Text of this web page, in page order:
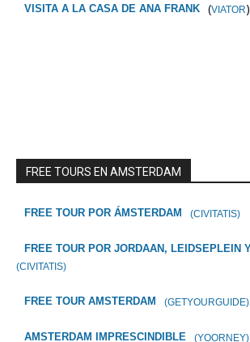
VISITA A LA CASA DE ANA FRANK (VIATOR)
FREE TOURS EN AMSTERDAM
FREE TOUR POR ÁMSTERDAM (CIVITATIS)
FREE TOUR POR JORDAAN, LEIDSEPLEIN
(CIVITATIS)
FREE TOUR AMSTERDAM (GETYOURGUIDE)
AMSTERDAM IMPRESCINDIBLE (YOORNEY)